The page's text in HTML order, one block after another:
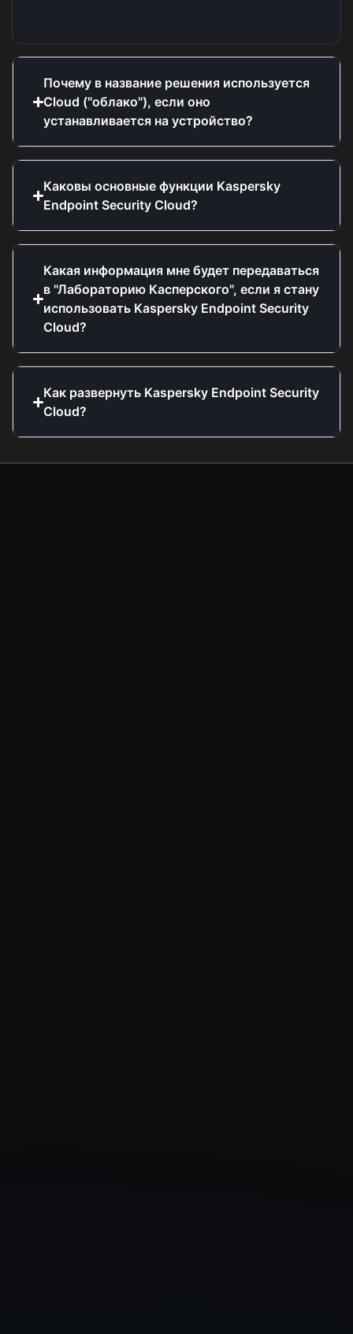
Почему в название решения используется
Cloud ("облако"), если оно
устанавливается на устройство?
Каковы основные функции Kaspersky
Endpoint Security Cloud?
Какая информация мне будет передаваться
в "Лабораторию Касперского", если я стану
использовать Kaspersky Endpoint Security
Cloud?
Как развернуть Kaspersky Endpoint Security
Cloud?